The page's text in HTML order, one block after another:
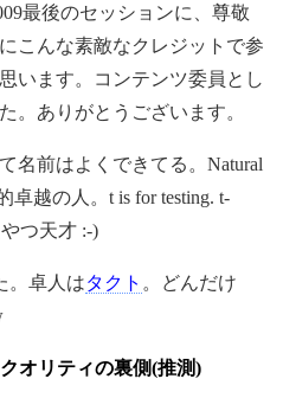
最後のセッションに、尊敬
こんな素敵なクレジットで参
います。コンテンツ委員とし
。ありがとうございます。
名前はよくできてる。Natural
卓越の人。t is for testing. t-
つ天才 :-)
。卓人はタクト 。どんだけ
オリティの裏側(推測)